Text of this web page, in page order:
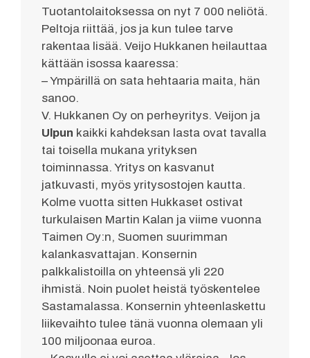
Tuotantolaitoksessa on nyt 7 000 neliötä.
Peltoja riittää, jos ja kun tulee tarve
rakentaa lisää. Veijo Hukkanen heilauttaa
kättään isossa kaaressa:
– Ympärillä on sata hehtaaria maita, hän
sanoo.
V. Hukkanen Oy on perheyritys. Veijon ja
Ulpun kaikki kahdeksan lasta ovat tavalla
tai toisella mukana yrityksen
toiminnassa. Yritys on kasvanut
jatkuvasti, myös yritysostojen kautta.
Kolme vuotta sitten Hukkaset ostivat
turkulaisen Martin Kalan ja viime vuonna
Taimen Oy:n, Suomen suurimman
kalankasvattajan. Konsernin
palkkalistoilla on yhteensä yli 220
ihmistä. Noin puolet heistä työskentelee
Sastamalassa. Konsernin yhteenlaskettu
liikevaihto tulee tänä vuonna olemaan yli
100 miljoonaa euroa.